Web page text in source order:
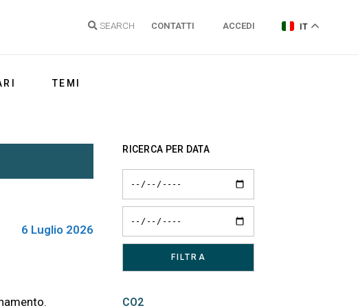
SEARCH CONTATTI ACCEDI IT
TEMI
Energia elettrica
Energie Rinnovabili e Clima
6 Luglio 2026
RICERCA PER DATA
CO2